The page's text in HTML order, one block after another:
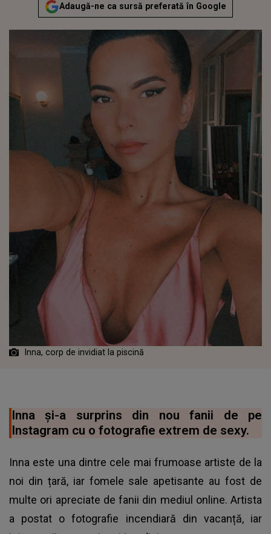
Adaugă-ne ca sursă preferată în Google
Inna, corp de invidiat la piscină
Inna și-a surprins din nou fanii de pe
Instagram cu o fotografie extrem de sexy.
Inna este una dintre cele mai frumoase artiste de la
noi din țară, iar fomele sale apetisante au fost de
multe ori apreciate de fanii din mediul online. Artista
a postat o fotografie incendiară din vacanță, iar